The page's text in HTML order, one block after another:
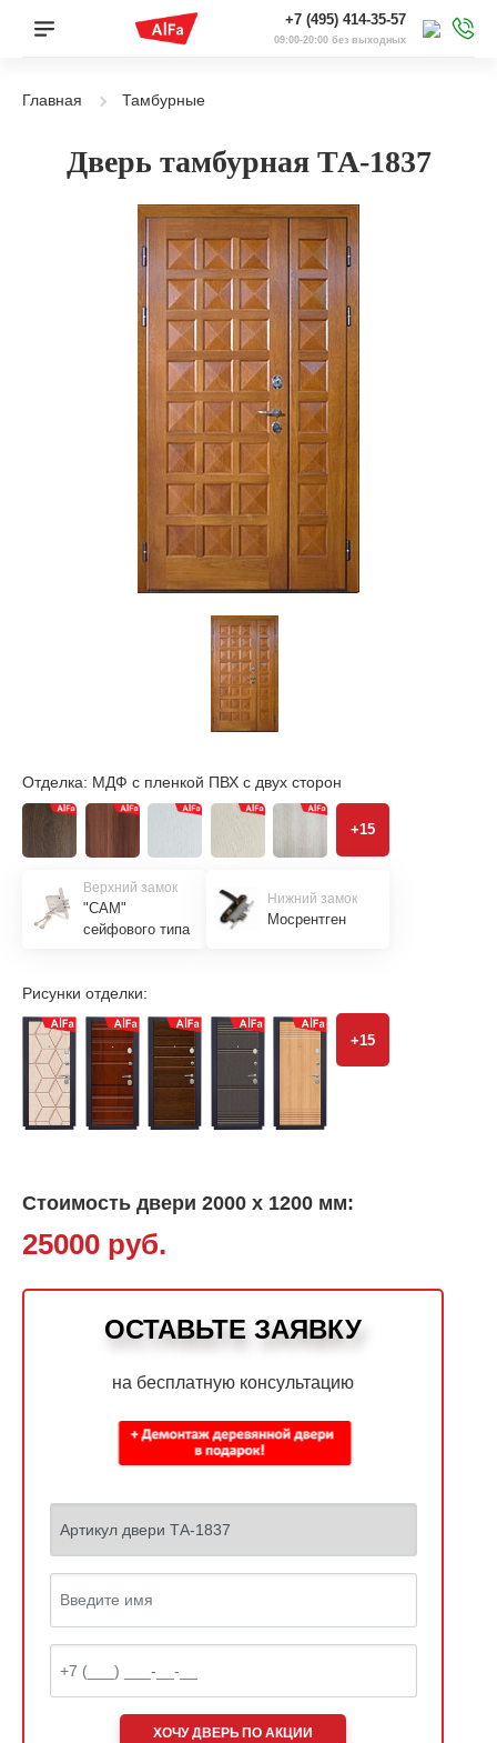
+7 (495) 414-35-57
09:00-20:00 без выходных
Главная Тамбурные
Дверь тамбурная ТА-1837
Отделка: МДФ с пленкой ПВХ с двух сторон
+15
Верхний замок
"САМ"
сейфового типа
Нижний замок
Мосрентген
Рисунки отделки:
+15
Стоимость двери 2000 х 1200 мм:
25000 руб.
ОСТАВЬТЕ ЗАЯВКУ
на бесплатную консультацию
ХОЧУ ДВЕРЬ ПО АКЦИИ